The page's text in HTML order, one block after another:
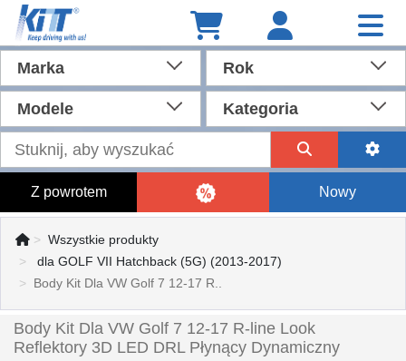
Marka Rok
Modele Kategoria
Z powrotem Nowy
Wszystkie produkty
dla GOLF VII Hatchback (5G) (2013-2017)
Body Kit Dla VW Golf 7 12-17 R..
Body Kit Dla VW Golf 7 12-17 R-line Look
Reflektory 3D LED DRL Płynący Dynamiczny